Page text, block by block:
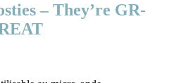
– They’re GR-